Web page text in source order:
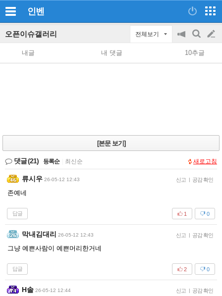
인벤
오픈이슈갤러리 전체보기
공
지
on/off
검
색
글
쓰
내글 내 댓글 10추글
[본문 보기]
댓글(21) 등록순 최신순 새로고침
류시우 26-05-12 12:43 신고 | 공감 확인
존예네
답글 0
1
막내김대리 26-05-12 12:43 신고 | 공감 확인
그냥 예쁜사람이 예쁜머리한거네
답글 0
2
H솔 26-05-12 12:44 신고 | 공감 확인